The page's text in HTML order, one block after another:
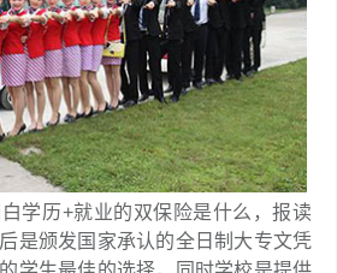
历+就业的双保险是什么，报读
是颁发国家承认的全日制大专文凭